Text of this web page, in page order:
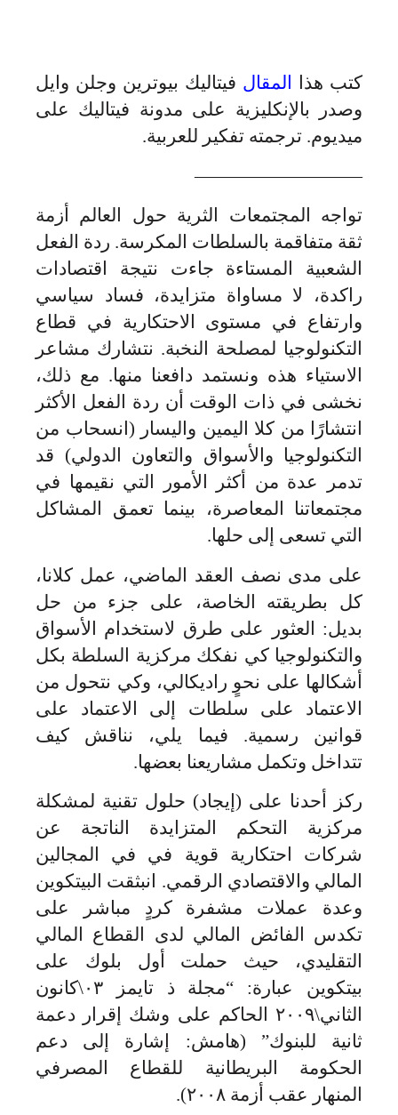
كتب هذا المقال فيتاليك بيوترين وجلن وايل
وصدر بالإنكليزية على مدونة فيتاليك على
ميديوم. ترجمته تفكير للعربية.
—————————
تواجه المجتمعات الثرية حول العالم أزمة
ثقة متفاقمة بالسلطات المكرسة. ردة الفعل
الشعبية المستاءة جاءت نتيجة اقتصادات
راكدة، لا مساواة متزايدة، فساد سياسي
وارتفاع في مستوى الاحتكارية في قطاع
التكنولوجيا لمصلحة النخبة. نتشارك مشاعر
الاستياء هذه ونستمد دافعنا منها. مع ذلك،
نخشى في ذات الوقت أن ردة الفعل الأكثر
انتشارًا من كلا اليمين واليسار (انسحاب من
التكنولوجيا والأسواق والتعاون الدولي) قد
تدمر عدة من أكثر الأمور التي نقيمها في
مجتمعاتنا المعاصرة، بينما تعمق المشاكل
التي تسعى إلى حلها.
على مدى نصف العقد الماضي، عمل كلانا،
كل بطريقته الخاصة، على جزء من حل
بديل: العثور على طرق لاستخدام الأسواق
والتكنولوجيا كي نفكك مركزية السلطة بكل
أشكالها على نحوٍ راديكالي، وكي نتحول من
الاعتماد على سلطات إلى الاعتماد على
قوانين رسمية. فيما يلي، نناقش كيف
تتداخل وتكمل مشاريعنا بعضها.
ركز أحدنا على (إيجاد) حلول تقنية لمشكلة
مركزية التحكم المتزايدة الناتجة عن
شركات احتكارية قوية في في المجالين
المالي والاقتصادي الرقمي. انبثقت البيتكوين
وعدة عملات مشفرة كردٍ مباشر على
تكدس الفائض المالي لدى القطاع المالي
التقليدي، حيث حملت أول بلوك على
بيتكوين عبارة: “مجلة ذ تايمز ٠٣\كانون
الثاني\٢٠٠٩ الحاكم على وشك إقرار دعمة
ثانية للبنوك” (هامش: إشارة إلى دعم
الحكومة البريطانية للقطاع المصرفي
المنهار عقب أزمة ٢٠٠٨).